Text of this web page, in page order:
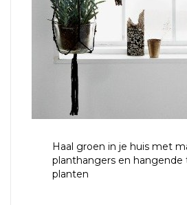
Haal groen in je huis met
planthangers en hangende
planten